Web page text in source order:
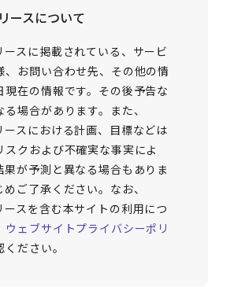
ースについて
ースに掲載されている、サービ
、お問い合わせ先、その他の情
現在の情報です。その後予告な
る場合があります。また、
ースにおける計画、目標などは
スクおよび不確実な事実によ
果が予測と異なる場合もありま
ご了承ください。なお、
ースを含む本サイトの利用につ
ウェブサイトプライバシーポリ
ださい。